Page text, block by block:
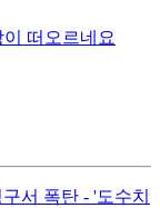
떠오르네요
서 폭탄 - '도수치